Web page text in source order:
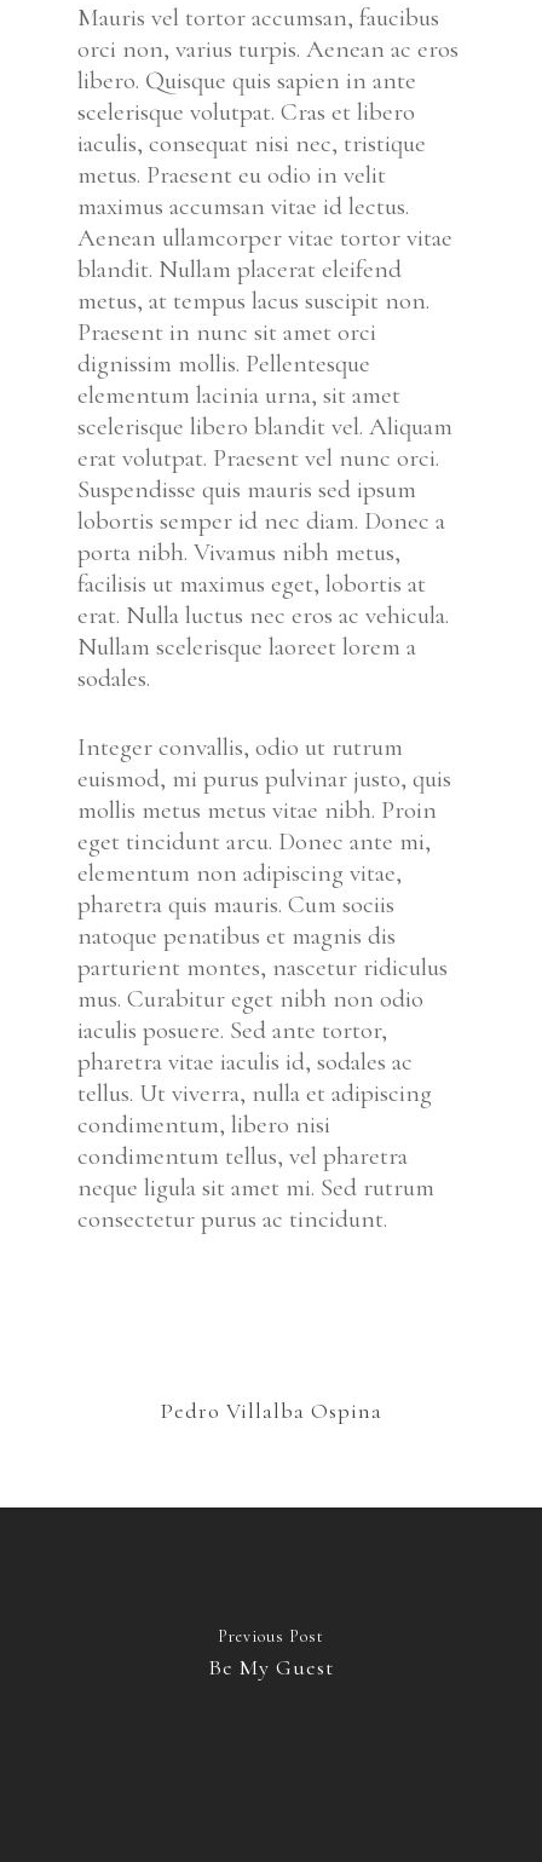
Mauris vel tortor accumsan, faucibus
orci non, varius turpis. Aenean ac eros
libero. Quisque quis sapien in ante
scelerisque volutpat. Cras et libero
iaculis, consequat nisi nec, tristique
metus. Praesent eu odio in velit
maximus accumsan vitae id lectus.
Aenean ullamcorper vitae tortor vitae
blandit. Nullam placerat eleifend
metus, at tempus lacus suscipit non.
Praesent in nunc sit amet orci
dignissim mollis. Pellentesque
elementum lacinia urna, sit amet
scelerisque libero blandit vel. Aliquam
erat volutpat. Praesent vel nunc orci.
Suspendisse quis mauris sed ipsum
lobortis semper id nec diam. Donec a
porta nibh. Vivamus nibh metus,
facilisis ut maximus eget, lobortis at
erat. Nulla luctus nec eros ac vehicula.
Nullam scelerisque laoreet lorem a
sodales.
Integer convallis, odio ut rutrum
euismod, mi purus pulvinar justo, quis
mollis metus metus vitae nibh. Proin
eget tincidunt arcu. Donec ante mi,
elementum non adipiscing vitae,
pharetra quis mauris. Cum sociis
natoque penatibus et magnis dis
parturient montes, nascetur ridiculus
mus. Curabitur eget nibh non odio
iaculis posuere. Sed ante tortor,
pharetra vitae iaculis id, sodales ac
tellus. Ut viverra, nulla et adipiscing
condimentum, libero nisi
condimentum tellus, vel pharetra
neque ligula sit amet mi. Sed rutrum
consectetur purus ac tincidunt.
Pedro Villalba Ospina
Previous Post
Be My Guest